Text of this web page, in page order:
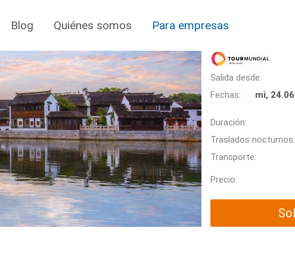
Blog Quiénes somos Para empresas
Salida desde:
Fechas:
mi,
Duración:
Traslados nocturnos:
Transporte:
Precio: